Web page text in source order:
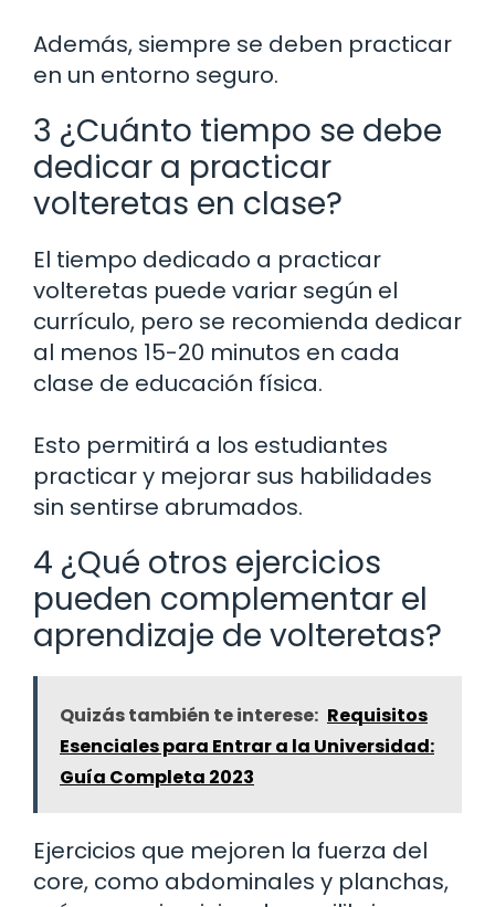
Además, siempre se deben practicar
en un entorno seguro.
3 ¿Cuánto tiempo se debe
dedicar a practicar
volteretas en clase?
El tiempo dedicado a practicar
volteretas puede variar según el
currículo, pero se recomienda dedicar
al menos 15-20 minutos en cada
clase de educación física.
Esto permitirá a los estudiantes
practicar y mejorar sus habilidades
sin sentirse abrumados.
4 ¿Qué otros ejercicios
pueden complementar el
aprendizaje de volteretas?
Quizás también te interese: Requisitos
Esenciales para Entrar a la Universidad:
Guía Completa 2023
Ejercicios que mejoren la fuerza del
core, como abdominales y planchas,